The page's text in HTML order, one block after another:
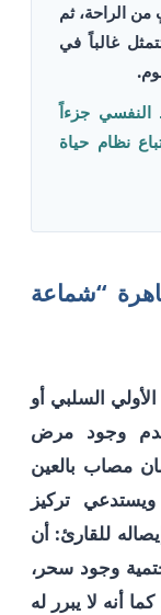
من الراحة، ثم
غالباً في
النفسي جزءاً
نظام حياة
“شماعة
السلبي أو
عدم وجود مرض
مصاب بالعين
تركيز
للقارئ: أن
وجود سحر،
أنه لا يبرر له